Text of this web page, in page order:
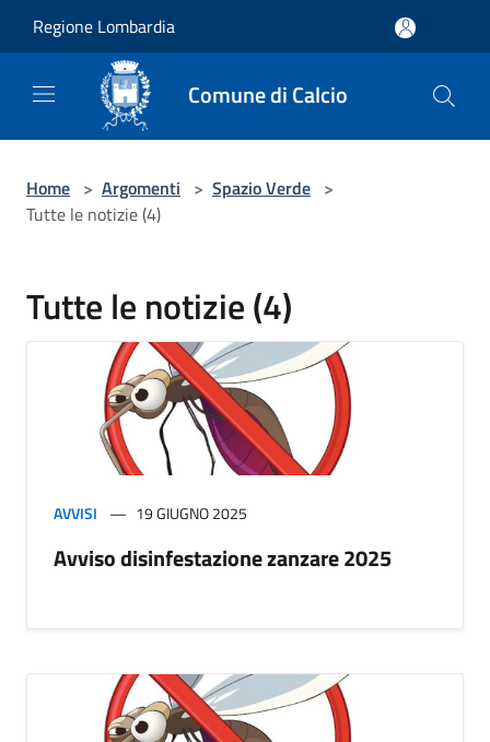
Regione Lombardia
Comune di Calcio
Home > Argomenti > Spazio Verde >
Tutte le notizie (4)
Tutte le notizie (4)
AVVISI 19 GIUGNO 2025
Avviso disinfestazione zanzare 2025